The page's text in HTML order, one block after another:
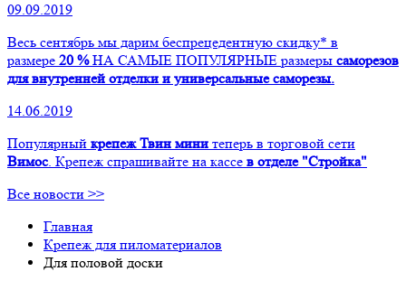
09.09.2019
Весь сентябрь мы дарим беспрецедентную скидку* в
размере 20 %НА САМЫЕ ПОПУЛЯРНЫЕ размеры саморезов
для внутренней отделки и универсальные саморезы.
14.06.2019
Популярный крепеж Твин мини теперь в торговой сети
Вимос. Крепеж спрашивайте на кассе в отделе "Стройка"
Все новости >>
Главная
Крепеж для пиломатериалов
Для половой доски